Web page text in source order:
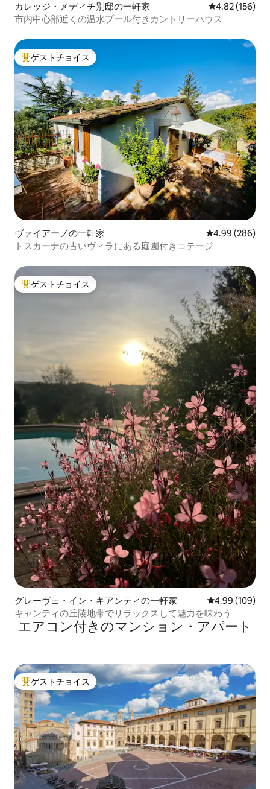
カレッジ・メディチ別邸の一軒家 レビュー156
4.82 (156)
市内中心部近くの温水プール付きカントリーハウス
大好評のゲストチョイスです。
ゲストチョイス
ヴァイアーノの一軒家 レビュー286
4.99 (286)
トスカーナの古いヴィラにある庭園付きコテージ
大好評のゲストチョイスです。
ゲストチョイス
グレーヴェ・イン・キアンティの一軒家 レビュー109
4.99 (109)
キャンティの丘陵地帯でリラックスして魅力を味わう
エアコン付きのマンション・アパート
大好評のゲストチョイスです。
ゲストチョイス